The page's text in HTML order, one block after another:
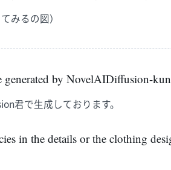
みるの図）
generated by NovelAIDiffusion-
君で生成しております。
in the details or the clothing